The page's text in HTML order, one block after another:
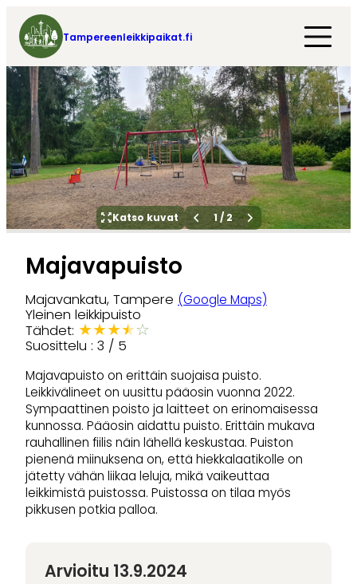
Tampereenleikkipaikat.fi
Katso kuvat 1 / 2
Majavapuisto
Majavankatu, Tampere (Google Maps)
Yleinen leikkipuisto
Tähdet: ★★★★☆
Suosittelu : 3 / 5
Majavapuisto on erittäin suojaisa puisto.
Leikkivälineet on uusittu pääosin vuonna 2022.
Sympaattinen poisto ja laitteet on erinomaisessa
kunnossa. Pääosin aidattu puisto. Erittäin mukava
rauhallinen fiilis näin lähellä keskustaa. Puiston
pienenä miinuksena on, että hiekkalaatikolle on
jätetty vähän liikaa leluja, mikä vaikeuttaa
leikkimistä puistossa. Puistossa on tilaa myös
pikkusen potkia palloa.
Arvioitu 13.9.2024